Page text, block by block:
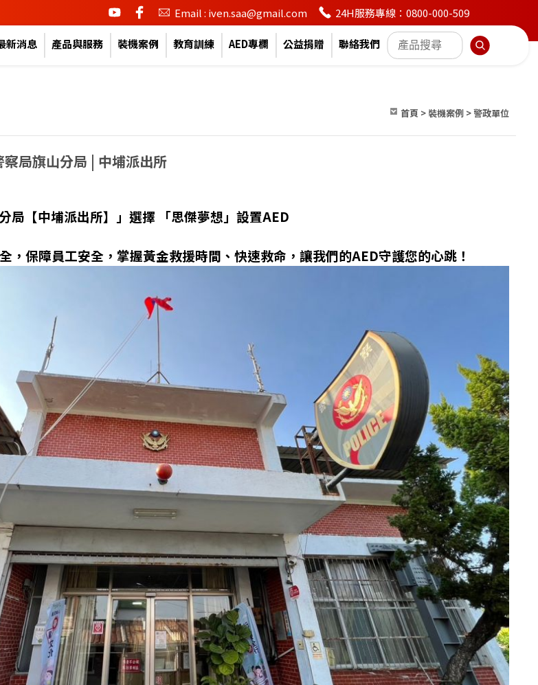
youtubefacebookEmail : iven.saa@gmail.com 24H服務專線：0800-000-509
新消息 產品與服務 裝機案例 教育訓練 AED專欄 公益捐贈 聯絡我們
首頁 > 裝機案例 >警政單位
局旗山分局 | 中埔派出所
局【中埔派出所】」選擇 「思傑夢想」設置AED
，保障員工安全，掌握黃金救援時間、快速救命，讓我們的AED守護您的心跳！